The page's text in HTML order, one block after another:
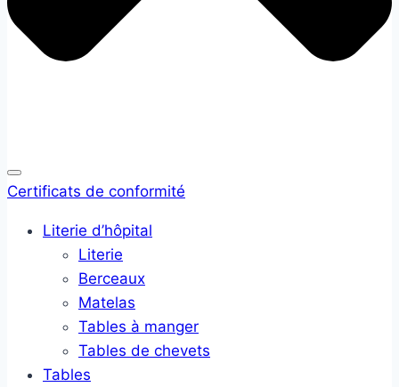
Certificats de conformité
Literie d’hôpital
Literie
Berceaux
Matelas
Tables à manger
Tables de chevets
Tables